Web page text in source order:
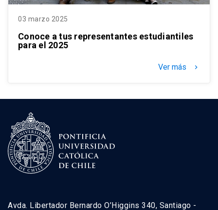
03 marzo 2025
Conoce a tus representantes estudiantiles
para el 2025
Ver más keyboard_arrow_right
Avda. Libertador Bernardo O’Higgins 340, Santiago -